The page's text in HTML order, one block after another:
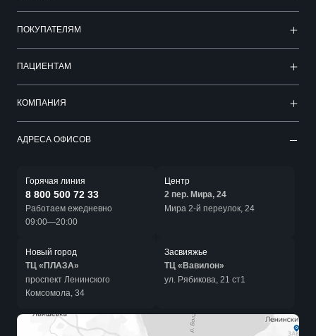
ПОКУПАТЕЛЯМ
ПАЦИЕНТАМ
КОМПАНИЯ
АДРЕСА ОФИСОВ
Горячая линия
8 800 500 72 33
Работаем ежедневно
09:00—20:00
Центр
2 пер. Мира, 24
Мира 2-й переулок, 24
Новый город
ТЦ «ПЛАЗА»
проспект Ленинского
Комсомола, 34
Засвияжье
ТЦ «Вавилон»
ул. Рябикова, 21 ст1